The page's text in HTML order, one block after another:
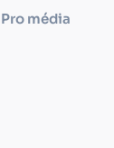
Pro média